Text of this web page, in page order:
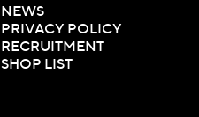
NEWS
PRIVACY POLICY
RECRUITMENT
SHOP LIST